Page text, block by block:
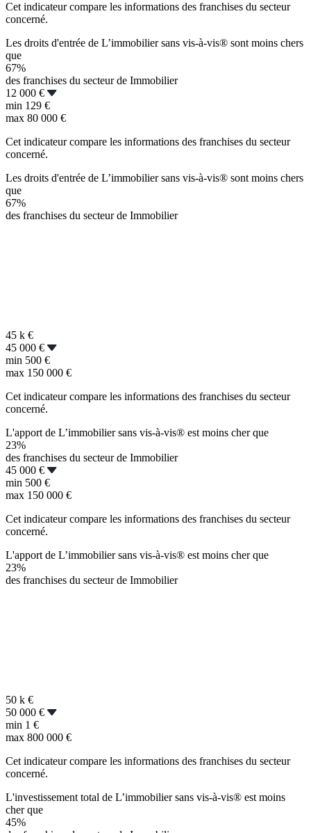
Cet indicateur compare les informations des franchises du secteur
concerné.
Les droits d'entrée de L’immobilier sans vis-à-vis® sont moins chers
que
67%
des franchises du secteur de Immobilier
12 000 €
min 129 €
max 80 000 €
Cet indicateur compare les informations des franchises du secteur
concerné.
Les droits d'entrée de L’immobilier sans vis-à-vis® sont moins chers
que
67%
des franchises du secteur de Immobilier
45 k €
45 000 €
min 500 €
max 150 000 €
Cet indicateur compare les informations des franchises du secteur
concerné.
L'apport de L’immobilier sans vis-à-vis® est moins cher que
23%
des franchises du secteur de Immobilier
45 000 €
min 500 €
max 150 000 €
Cet indicateur compare les informations des franchises du secteur
concerné.
L'apport de L’immobilier sans vis-à-vis® est moins cher que
23%
des franchises du secteur de Immobilier
50 k €
50 000 €
min 1 €
max 800 000 €
Cet indicateur compare les informations des franchises du secteur
concerné.
L'investissement total de L’immobilier sans vis-à-vis® est moins
cher que
45%